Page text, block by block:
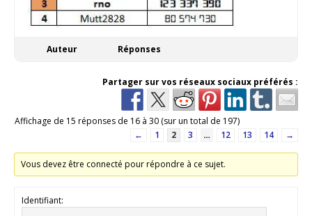
Auteur Réponses
Partager sur vos réseaux sociaux préférés :
Affichage de 15 réponses de 16 à 30 (sur un total de 197)
←
1 2 3 … 12 13 14 →
Vous devez être connecté pour répondre à ce sujet.
Identifiant: